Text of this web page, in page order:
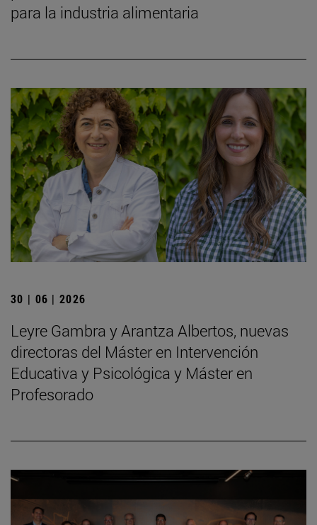
para la industria alimentaria
30 | 06 | 2026
Leyre Gambra y Arantza Albertos, nuevas
directoras del Máster en Intervención
Educativa y Psicológica y Máster en
Profesorado